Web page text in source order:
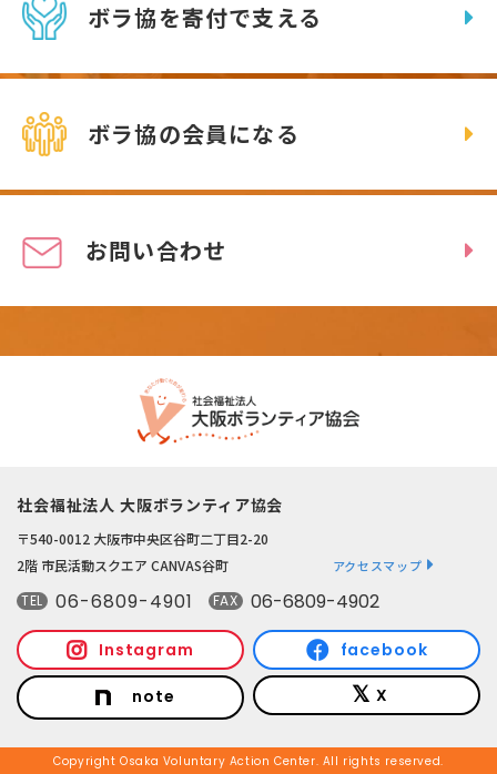
ボラ協を寄付で支える
ボラ協の会員になる
お問い合わせ
社会福祉法人 大阪ボランティア協会
〒540-0012 大阪市中央区谷町二丁目2-20
2階 市民活動スクエア CANVAS谷町
アクセスマップ
TEL 06-6809-4901 FAX 06-6809-4902
Instagram facebook
note X
Copyright Osaka Voluntary Action Center. All rights reserved.